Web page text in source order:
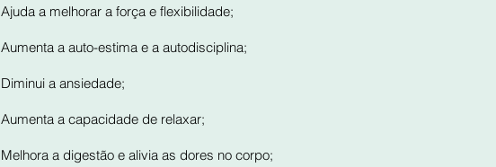
Ajuda a melhorar a força e flexibilidade;
Aumenta a auto-estima e a autodisciplina;
Diminui a ansiedade;
Aumenta a capacidade de relaxar;
Melhora a digestão e alivia as dores no corpo;